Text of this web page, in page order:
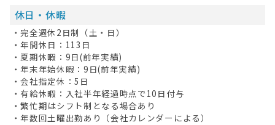
休日・休暇
・完全週休2日制（土・日）
・年間休日：113日
・夏期休暇：9日(前年実績)
・年末年始休暇：9日(前年実績)
・会社指定休：5日
・有給休暇：入社半年経過時点で10日付与
・繁忙期はシフト制となる場合あり
・年数回土曜出勤あり（会社カレンダーによる）